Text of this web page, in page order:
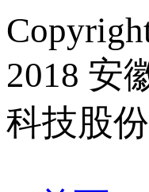
2018 安
科技股